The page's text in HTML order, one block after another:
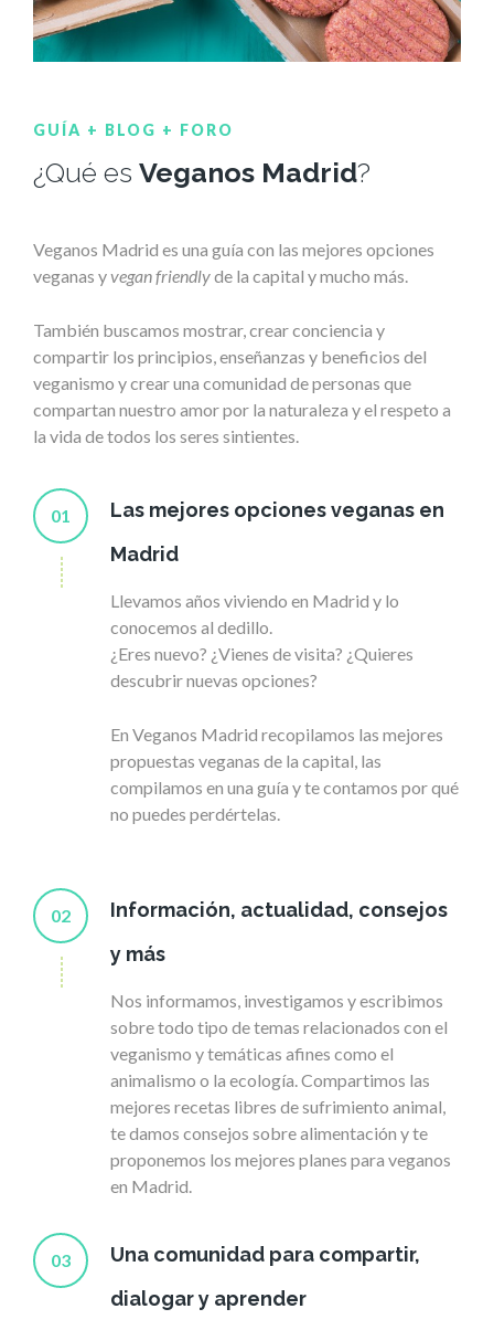
GUÍA + BLOG + FORO
¿Qué es Veganos Madrid?
Veganos Madrid es una guía con las mejores opciones
veganas yvegan friendlyde la capital y mucho más.
También buscamos mostrar, crear conciencia y
compartir los principios, enseñanzas y beneficios del
veganismo y crear una comunidad de personas que
compartan nuestro amor por la naturaleza y el respeto a
la vida de todos los seres sintientes.
01
Las mejores opciones veganas en
Madrid
Llevamos años viviendo en Madrid y lo
conocemos al dedillo.
¿Eres nuevo? ¿Vienes de visita? ¿Quieres
descubrir nuevas opciones?
En Veganos Madrid recopilamos las mejores
propuestas veganas de la capital, las
compilamos en una guía y te contamos por qué
no puedes perdértelas.
02
Información, actualidad, consejos
y más
Nos informamos, investigamos y escribimos
sobre todo tipo de temas relacionados con el
veganismo y temáticas afines como el
animalismo o la ecología. Compartimos las
mejores recetas libres de sufrimiento animal,
te damos consejos sobre alimentación y te
proponemos los mejores planes para veganos
en Madrid.
03
Una comunidad para compartir,
dialogar y aprender